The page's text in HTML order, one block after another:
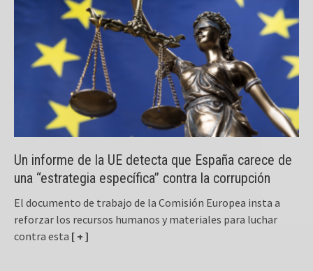
Un informe de la UE detecta que España carece de
una “estrategia específica” contra la corrupción
El documento de trabajo de la Comisión Europea insta a
reforzar los recursos humanos y materiales para luchar
contra esta [ + ]